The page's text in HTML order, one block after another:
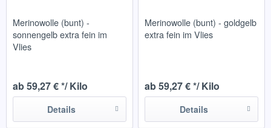
Merinowolle (bunt) -
sonnengelb extra fein im
Vlies
ab 59,27 € */ Kilo
Details
Merinowolle (bunt) - goldgelb
extra fein im Vlies
ab 59,27 € */ Kilo
Details